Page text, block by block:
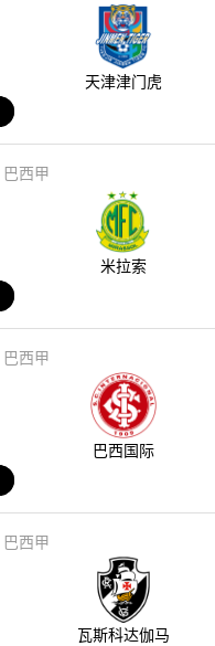
天津津门虎
巴西甲
米拉索
巴西甲
巴西国际
巴西甲
瓦斯科达伽马